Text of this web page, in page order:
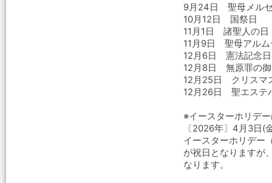
9月24日 聖母メル
10月12日 国祭日
11月1日 諸聖人の日
11月9日 聖母アルム
12月6日 憲法記念日
12月8日 無原罪の
12月25日 クリスマ
12月26日 聖エステ
※イースターホリデ
〔2026年〕4月3日(
イースターホリデー
が祝日となりますが
なります。